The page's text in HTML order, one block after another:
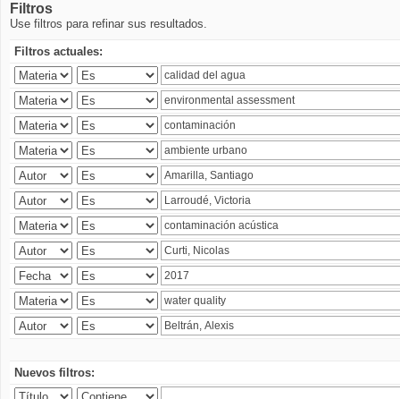
Filtros
Use filtros para refinar sus resultados.
Filtros actuales:
Nuevos filtros: